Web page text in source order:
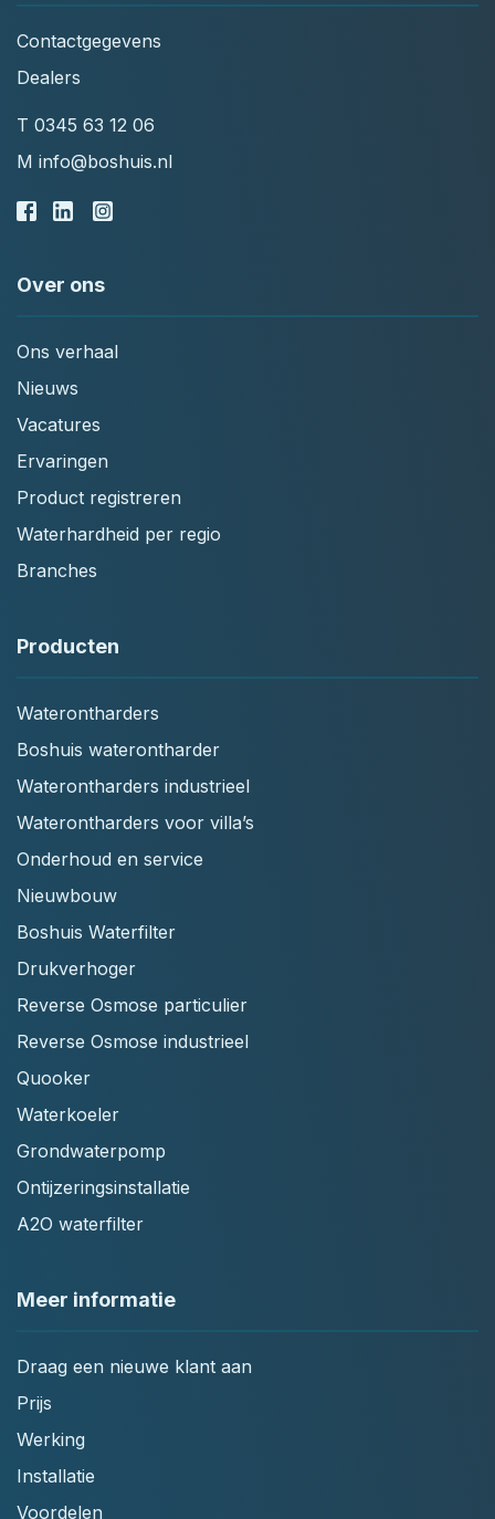
Contactgegevens
Dealers
T 0345 63 12 06
M info@boshuis.nl
Over ons
Ons verhaal
Nieuws
Vacatures
Ervaringen
Product registreren
Waterhardheid per regio
Branches
Producten
Waterontharders
Boshuis waterontharder
Waterontharders industrieel
Waterontharders voor villa’s
Onderhoud en service
Nieuwbouw
Boshuis Waterfilter
Drukverhoger
Reverse Osmose particulier
Reverse Osmose industrieel
Quooker
Waterkoeler
Grondwaterpomp
Ontijzeringsinstallatie
A2O waterfilter
Meer informatie
Draag een nieuwe klant aan
Prijs
Werking
Installatie
Voordelen